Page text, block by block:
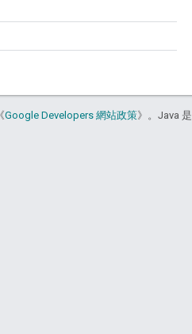
Google Developers 網站政策》。Java 是